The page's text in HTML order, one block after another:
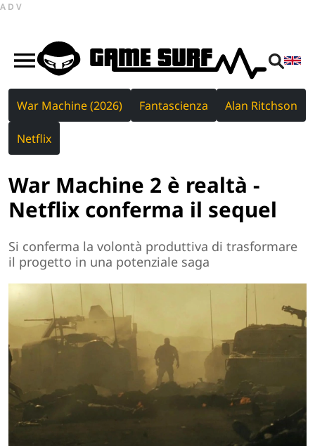
ADV
War Machine (2026) Fantascienza Alan Ritchson
Netflix
War Machine 2 è realtà -
Netflix conferma il sequel
Si conferma la volontà produttiva di trasformare
il progetto in una potenziale saga